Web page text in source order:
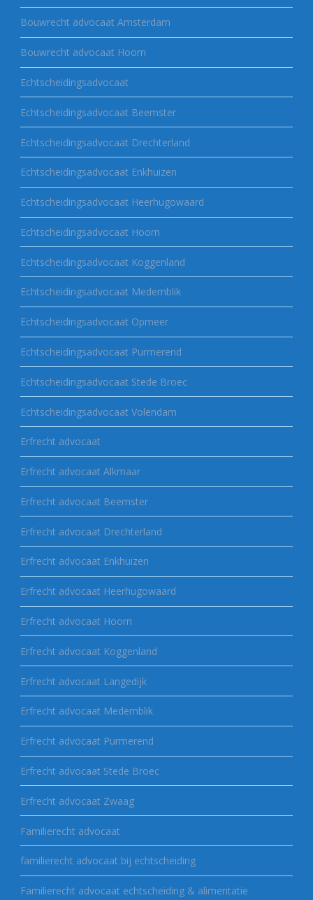
Bouwrecht advocaat Amsterdam
Bouwrecht advocaat Hoorn
Echtscheidingsadvocaat
Echtscheidingsadvocaat Beemster
Echtscheidingsadvocaat Drechterland
Echtscheidingsadvocaat Enkhuizen
Echtscheidingsadvocaat Heerhugowaard
Echtscheidingsadvocaat Hoorn
Echtscheidingsadvocaat Koggenland
Echtscheidingsadvocaat Medemblik
Echtscheidingsadvocaat Opmeer
Echtscheidingsadvocaat Purmerend
Echtscheidingsadvocaat Stede Broec
Echtscheidingsadvocaat Volendam
Erfrecht advocaat
Erfrecht advocaat Alkmaar
Erfrecht advocaat Beemster
Erfrecht advocaat Drechterland
Erfrecht advocaat Enkhuizen
Erfrecht advocaat Heerhugowaard
Erfrecht advocaat Hoorn
Erfrecht advocaat Koggenland
Erfrecht advocaat Langedijk
Erfrecht advocaat Medemblik
Erfrecht advocaat Purmerend
Erfrecht advocaat Stede Broec
Erfrecht advocaat Zwaag
Familierecht advocaat
familierecht advocaat bij echtscheiding
Familierecht advocaat echtscheiding & alimentatie